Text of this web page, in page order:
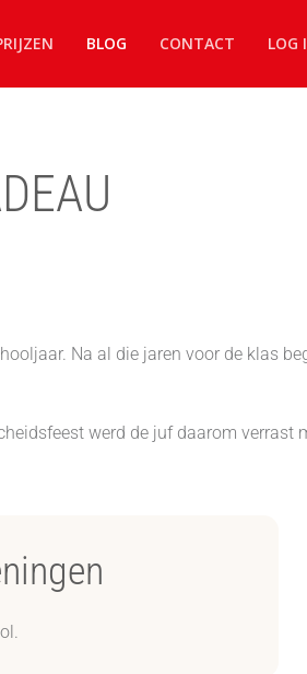
BLOG CONTACT LOG
Na al die jaren voor de klas
werd de juf daarom verrast